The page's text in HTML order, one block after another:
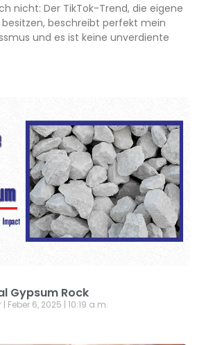
nicht: Der TikTok-Trend, die eigene
beschreibt perfekt mein
und es ist keine unverdiente
Gypsum Rock
Feber 6, 2025 10:19 a.m.